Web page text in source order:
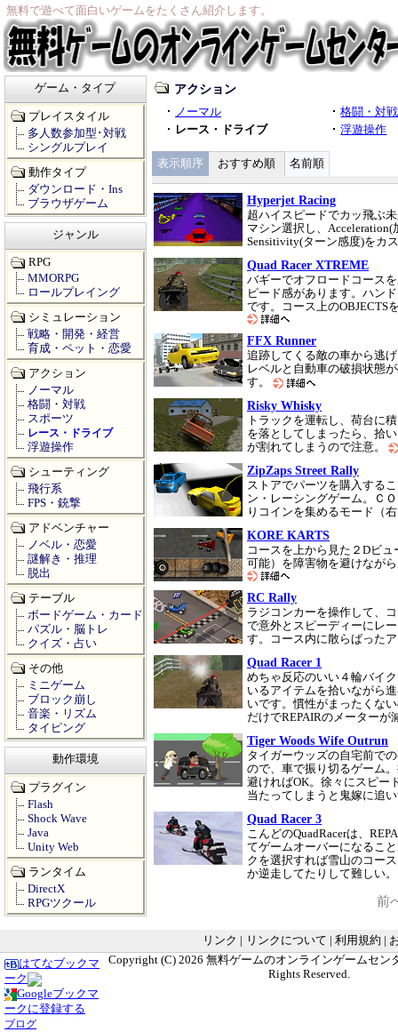
無料で遊べて面白いゲームをたくさん紹介します。
アクション
ノーマル
格闘・対戦
レース・ドライブ
浮遊操作
表示順序 おすすめ順 名前順
Hyperjet Racing
超ハイスピードでカッ飛ぶ
マシン選択し、Acceleration(
Sensitivity(ターン感度)をカ
Quad Racer XTREME
バギーでオフロードコース
ピード感があります。ハン
です。コース上のOBJECTS
FFX Runner
追跡してくる敵の車から逃
レベルと自動車の破損状態
す。
Risky Whisky
トラックを運転し、荷台に
を落としてしまったら、拾
が割れてしまうので注意。
ZipZaps Street Rally
ストアでパーツを購入する
ン・レーシングゲーム。Ｃ
りコインを集めるモード（
KORE KARTS
コースを上から見た２Dビ
可能）を障害物を避けなが
RC Rally
ラジコンカーを操作して、
で意外とスピーディーにレ
す。コース内に散らばった
Quad Racer 1
めちゃ反応のいい４輪バイ
いるアイテムを拾いながら
いです。慣性がまったくな
だけでREPAIRのメーターが
Tiger Woods Wife Outrun
タイガーウッズの自宅前で
ので、車で振り切るゲーム
避ければOK。徐々にスピー
当たってしまうと鬼嫁に追
Quad Racer 3
こんどのQuadRacerは、
てゲームオーバーになるこ
クを選択すれば雪山のコー
か逆走してたりして難しい
前
ゲーム・タイプ
プレイスタイル
多人数参加型･対戦
シングルプレイ
動作タイプ
ダウンロード・Ins
ブラウザゲーム
ジャンル
RPG
MMORPG
ロールプレイング
シミュレーション
戦略・開発・経営
育成・ペット・恋愛
アクション
ノーマル
格闘・対戦
スポーツ
レース・ドライブ
浮遊操作
シューティング
飛行系
FPS・銃撃
アドベンチャー
ノベル・恋愛
謎解き・推理
脱出
テーブル
ボードゲーム・カード
パズル・脳トレ
クイズ・占い
その他
ミニゲーム
ブロック崩し
音楽・リズム
タイピング
動作環境
プラグイン
Flash
Shock Wave
Java
Unity Web
ランタイム
DirectX
RPGツクール
リンク リンクについて 利用規約
はてなブックマ
ーク
Googleブックマ
ークに登録する
ブログ
Copyright (C) 2026 無料ゲームのオンラインゲームセン
Rights Reserved.